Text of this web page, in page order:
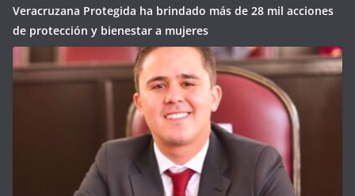
Veracruzana Protegida ha brindado más de 28 mil acciones
de protección y bienestar a mujeres